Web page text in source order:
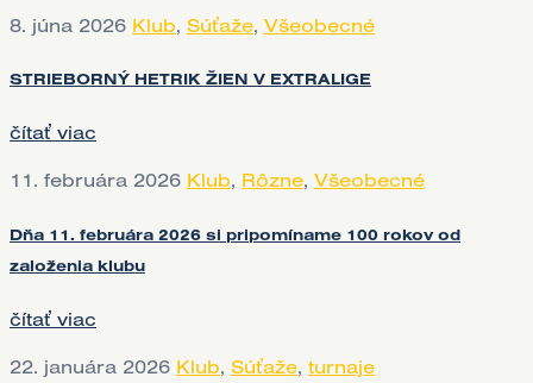
8. júna 2026 Klub, Súťaže, Všeobecné
STRIEBORNÝ HETRIK ŽIEN V EXTRALIGE
čítať viac
11. februára 2026 Klub, Rôzne, Všeobecné
Dňa 11. februára 2026 si pripomíname 100 rokov od
založenia klubu
čítať viac
22. januára 2026 Klub, Súťaže, turnaje